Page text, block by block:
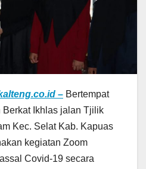
– Bertempat
Ikhlas jalan Tjilik
Kec. Selat Kab. Kapuas
kegiatan Zoom
Covid-19 secara